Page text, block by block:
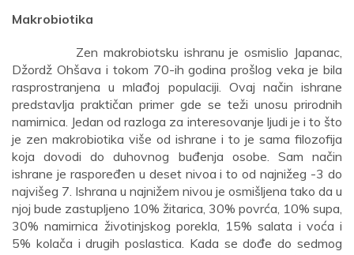
Makrobiotika
Zen makrobiotsku ishranu je osmislio Japanac,
Džordž Ohšava i tokom 70-ih godina prošlog veka je bila
rasprostranjena u mlađoj populaciji. Ovaj način ishrane
predstavlja praktičan primer gde se teži unosu prirodnih
namirnica. Jedan od razloga za interesovanje ljudi je i to što
je zen makrobiotika više od ishrane i to je sama filozofija
koja dovodi do duhovnog buđenja osobe. Sam način
ishrane je raspoređen u deset nivoa i to od najnižeg -3 do
najvišeg 7. Ishrana u najnižem nivou je osmišljena tako da u
njoj bude zastupljeno 10% žitarica, 30% povrća, 10% supa,
30% namirnica životinjskog porekla, 15% salata i voća i
5% kolača i drugih poslastica. Kada se dođe do sedmog